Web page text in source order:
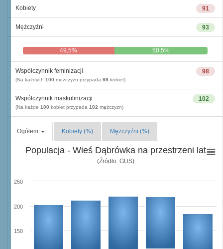
91
Kobiety
93
Mężczyźni
49,5% 50,5%
98
Współczynnik feminizacji
(Na każdych 100 mężczyzn przypada 98 kobiet)
102
Współczynnik maskulinizacji
(Na każde 100 kobiet przypada 102 mężczyzn)
Ogółem Kobiety (%) Mężczyźni (%)
Populacja - Wieś Dąbrówka na przestrzeni lat
(Źródło: GUS)
150
200
250